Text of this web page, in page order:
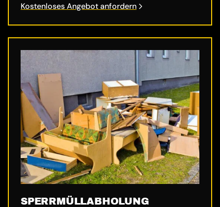
Kostenloses Angebot anfordern
SPERRMÜLL­ABHOLUNG